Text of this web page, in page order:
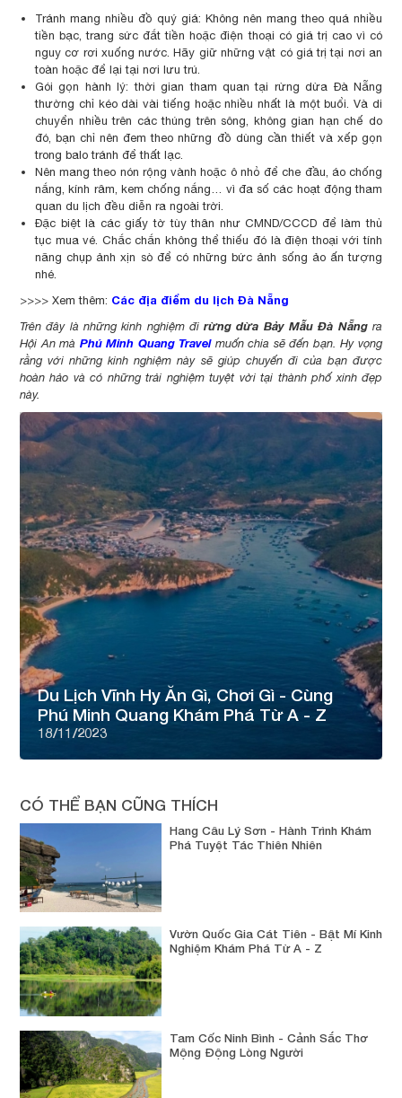
Tránh mang nhiều đồ quý giá: Không nên mang theo quá nhiều
tiền bạc, trang sức đắt tiền hoặc điện thoại có giá trị cao vì có
nguy cơ rơi xuống nước. Hãy giữ những vật có giá trị tại nơi an
toàn hoặc để lại tại nơi lưu trú.
Gói gọn hành lý: thời gian tham quan tại rừng dừa Đà Nẵng
thường chỉ kéo dài vài tiếng hoặc nhiều nhất là một buổi. Và di
chuyển nhiều trên các thúng trên sông, không gian hạn chế do
đó, bạn chỉ nên đem theo những đồ dùng cần thiết và xếp gọn
trong balo tránh để thất lạc.
Nên mang theo nón rộng vành hoặc ô nhỏ để che đầu, áo chống
nắng, kính râm, kem chống nắng… vì đa số các hoạt động tham
quan du lịch đều diễn ra ngoài trời.
Đặc biệt là các giấy tờ tùy thân như CMND/CCCD để làm thủ
tục mua vé. Chắc chắn không thể thiếu đó là điện thoại với tính
năng chụp ảnh xịn sò để có những bức ảnh sống ảo ấn tượng
nhé.
>>>> Xem thêm: Các địa điểm du lịch Đà Nẵng
Trên đây là những kinh nghiệm đirừng dừa Bảy Mẫu Đà Nẵngra
Hội An mà Phú Minh Quang Travel muốn chia sẽ đến bạn. Hy vọng
rằng với những kinh nghiệm này sẽ giúp chuyến đi của bạn được
hoàn hảo và có những trải nghiệm tuyệt vời tại thành phố xinh đẹp
này.
Du Lịch Vĩnh Hy Ăn Gì, Chơi Gì - Cùng
Phú Minh Quang Khám Phá Từ A - Z
18/11/2023
CÓ THỂ BẠN CŨNG THÍCH
Hang Câu Lý Sơn - Hành Trình Khám
Phá Tuyệt Tác Thiên Nhiên
Vườn Quốc Gia Cát Tiên - Bật Mí Kinh
Nghiệm Khám Phá Từ A - Z
Tam Cốc Ninh Bình - Cảnh Sắc Thơ
Mộng Động Lòng Người